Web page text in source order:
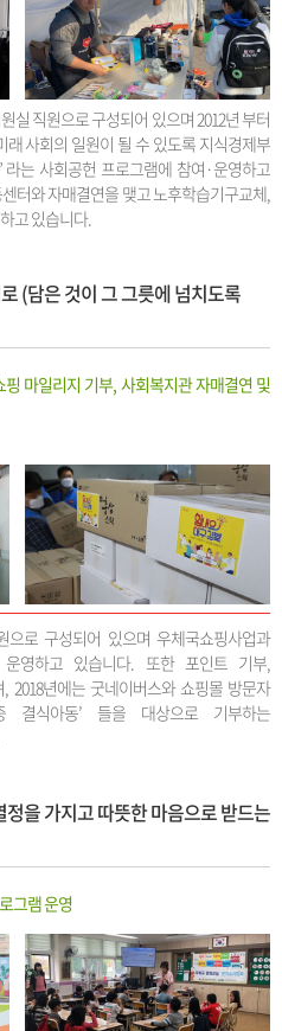
실 직원으로 구성되어 있으며 2012년 부터
사회의 일원이 될 수 있도록 지식경제부
는 사회공헌 프로그램에 참여·운영하고
터와 자매결연을 맺고 노후학습기구교체,
고 있습니다.
(담은 것이 그 그릇에 넘치도록
마일리지 기부, 사회복지관 자매결연 및
으로 구성되어 있으며 우체국쇼핑사업과
영하고 있습니다. 또한 포인트 기부,
2018년에는 굿네이버스와 쇼핑몰 방문자
결식아동’ 들을 대상으로 기부하는
을 가지고 따뜻한 마음으로 받드는
그램 운영